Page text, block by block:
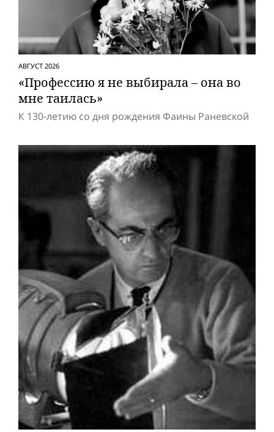
АВГУСТ 2026
«Профессию я не выбирала – она во
мне таилась»
К 130-летию со дня рождения Фаины Раневской